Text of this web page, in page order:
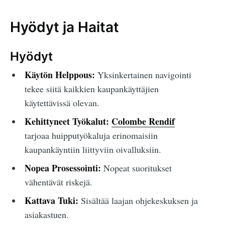
Hyödyt ja Haitat
Hyödyt
Käytön Helppous: Yksinkertainen navigointi
tekee siitä kaikkien kaupankäyttäjien
käytettävissä olevan.
Kehittyneet Työkalut: Colombe Rendif
tarjoaa huipputyökaluja erinomaisiin
kaupankäyntiin liittyviin oivalluksiin.
Nopea Prosessointi: Nopeat suoritukset
vähentävät riskejä.
Kattava Tuki: Sisältää laajan ohjekeskuksen ja
asiakastuen.